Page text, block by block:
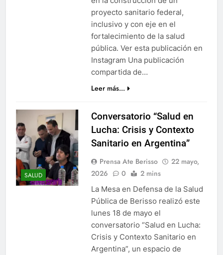
proyecto sanitario federal,
inclusivo y con eje en el
fortalecimiento de la salud
pública. Ver esta publicación en
Instagram Una publicación
compartida de…
Leer más...
SALUD
Conversatorio “Salud en
Lucha: Crisis y Contexto
Sanitario en Argentina”
Prensa Ate Berisso
22 mayo,
2026
0 2 mins
La Mesa en Defensa de la Salud
Pública de Berisso realizó este
lunes 18 de mayo el
conversatorio “Salud en Lucha:
Crisis y Contexto Sanitario en
Argentina”, un espacio de